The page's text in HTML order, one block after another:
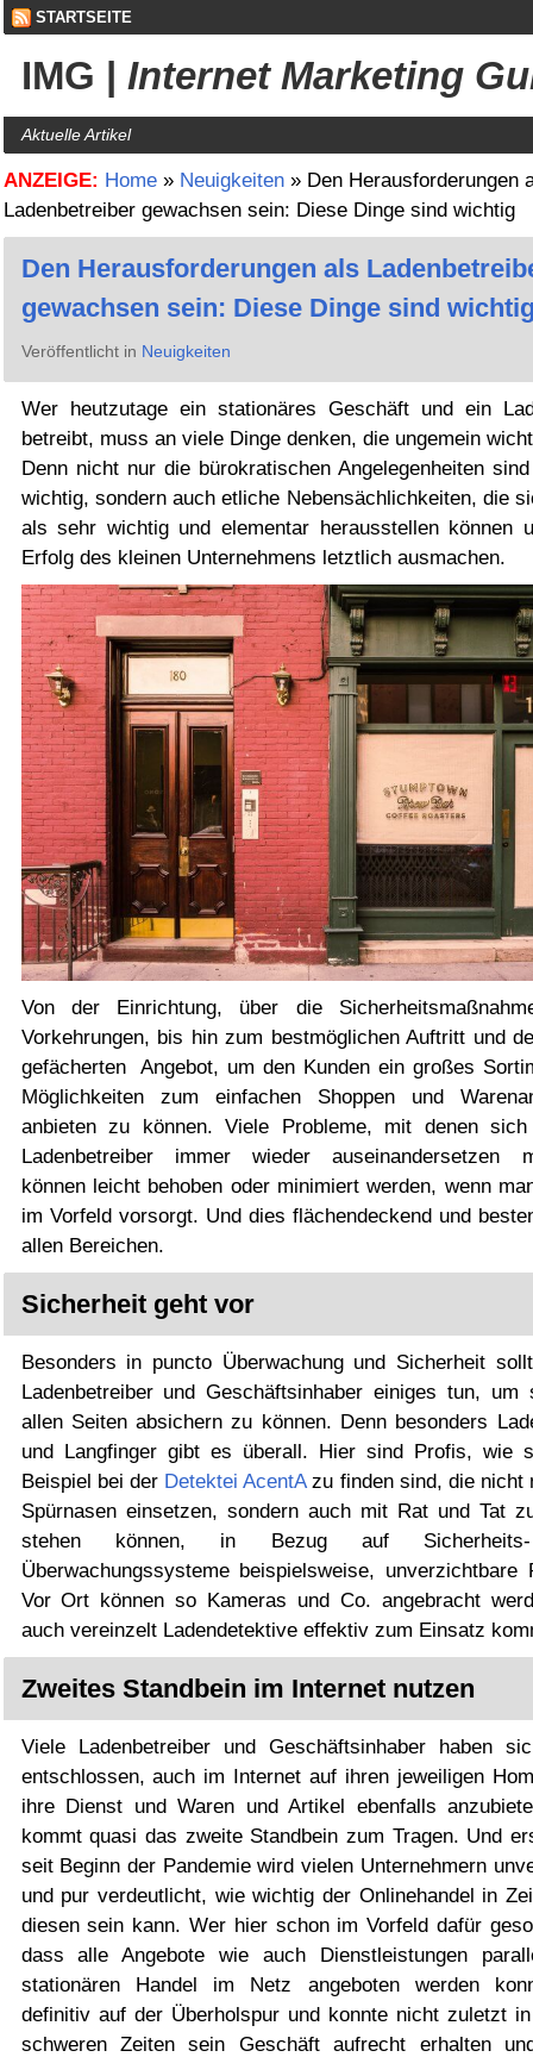
STARTSEITE
IMG | Internet Marketing
Aktuelle Artikel
ANZEIGE: Home» Neuigkeiten» Den Herausforderungen
Ladenbetreiber gewachsen sein: Diese Dinge sind wichtig
Den Herausforderungen als
gewachsen sein: Diese Dinge sind
Veröffentlicht in Neuigkeiten
Wer heutzutage ein stationäres Geschäft und ein
betreibt, muss an viele Dinge denken, die ungemein
Denn nicht nur die bürokratischen Angelegenheiten
wichtig, sondern auch etliche Nebensächlichkeiten, die
als sehr wichtig und elementar herausstellen können
Erfolg des kleinen Unternehmens letztlich ausmachen.
Von der Einrichtung, über die
Vorkehrungen, bis hin zum bestmöglichen Auftritt und
gefächerten Angebot, um den Kunden ein großes
Möglichkeiten zum einfachen Shoppen und
anbieten zu können. Viele Probleme, mit denen
Ladenbetreiber immer wieder auseinandersetzen
können leicht behoben oder minimiert werden, wenn
im Vorfeld vorsorgt. Und dies flächendeckend und
allen Bereichen.
Sicherheit geht vor
Besonders in puncto Überwachung und Sicherheit
Ladenbetreiber und Geschäftsinhaber einiges tun, um
allen Seiten absichern zu können. Denn besonders
und Langfinger gibt es überall. Hier sind Profis, wie
Beispiel bei der Detektei AcentAzu finden sind, die nicht
Spürnasen einsetzen, sondern auch mit Rat und Tat
stehen können, in Bezug auf
Überwachungssysteme beispielsweise, unverzichtbare
Vor Ort können so Kameras und Co. angebracht
auch vereinzelt Ladendetektive effektiv zum Einsatz
Zweites Standbein im Internet nutzen
Viele Ladenbetreiber und Geschäftsinhaber haben
entschlossen, auch im Internet auf ihren jeweiligen
ihre Dienst und Waren und Artikel ebenfalls
kommt quasi das zweite Standbein zum Tragen. Und
seit Beginn der Pandemie wird vielen Unternehmern
und pur verdeutlicht, wie wichtig der Onlinehandel in
diesen sein kann. Wer hier schon im Vorfeld dafür
dass alle Angebote wie auch Dienstleistungen
stationären Handel im Netz angeboten werden
definitiv auf der Überholspur und konnte nicht zuletzt
schweren Zeiten sein Geschäft aufrecht erhalten